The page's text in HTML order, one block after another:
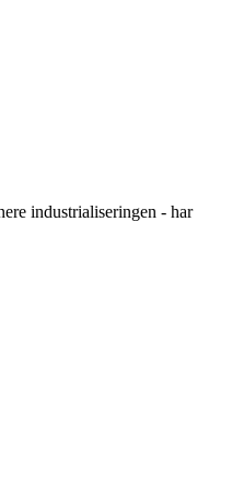
industrialiseringen - har